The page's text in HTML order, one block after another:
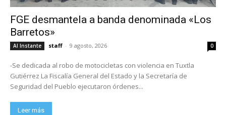
FGE desmantela a banda denominada «Los
Barretos»
Al Instante staff - 9 agosto, 2026 0
-Se dedicada al robo de motocicletas con violencia en Tuxtla
Gutiérrez La Fiscalía General del Estado y la Secretaría de
Seguridad del Pueblo ejecutaron órdenes...
Leer más